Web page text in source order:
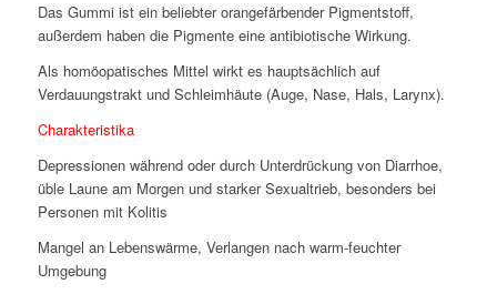
Das Gummi ist ein beliebter orangefärbender Pigmentstoff,
außerdem haben die Pigmente eine antibiotische Wirkung.
Als homöopatisches Mittel wirkt es hauptsächlich auf
Verdauungstrakt und Schleimhäute (Auge, Nase, Hals, Larynx).
Charakteristika
Depressionen während oder durch Unterdrückung von Diarrhoe,
üble Laune am Morgen und starker Sexualtrieb, besonders bei
Personen mit Kolitis
Mangel an Lebenswärme, Verlangen nach warm-feuchter
Umgebung